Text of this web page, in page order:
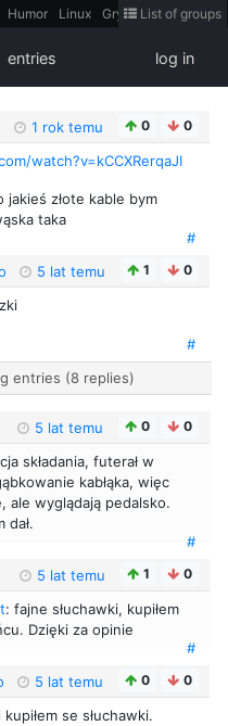
Humor Linux Gry
Teh
Truelolcontent
FilmyDokumentalne
Tradycyjne gry
List of groups
entries log in
1 rok temu 0 0
watch?v=kCCXRerqaJI
złote kable bym
taka
#
5 lat temu 1 0
#
entries (8 replies)
5 lat temu 0 0
składania, futerał w
kabłąka, więc
ale wyglądają pedalsko.
dał.
#
5 lat temu 1 0
: fajne słuchawki, kupiłem
Dzięki za opinie
#
5 lat temu 0 0
se słuchawki.